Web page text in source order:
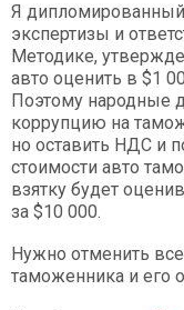
Я дипломированный
экспертизы и
Методике,
авто оценить в $1
Поэтому народные
коррупцию на
но оставить НДС и
стоимости авто
взятку будет
за $10 000.
Нужно отменить
таможенника и его